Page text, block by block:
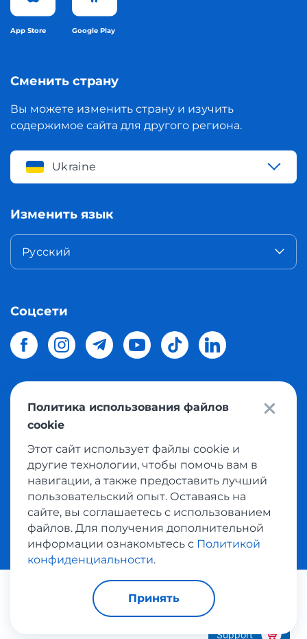
App Store Google Play
Сменить страну
Вы можете изменить страну и изучить
содержимое сайта для другого региона.
Ukraine
Изменить язык
Русский
Соцсети
© 2026 Meest Shoppingдоставка покупок с интернет
магазинов мира в Украину.
Политика конфиденциальности
Публичная оферта
Условия пользования сервисом выкупа товаров
Платежные системы:
Политика использования файлов
cookie
Этот сайт использует файлы cookie и
другие технологии, чтобы помочь вам в
навигации, а также предоставить лучший
пользовательский опыт. Оставаясь на
сайте, вы соглашаетесь с использованием
файлов. Для получения дополнительной
информации ознакомьтесь с Политикой
конфиденциальности.
Принять
Support